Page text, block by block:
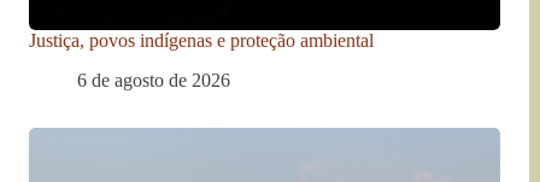
Justiça, povos indígenas e proteção ambiental
6 de agosto de 2026